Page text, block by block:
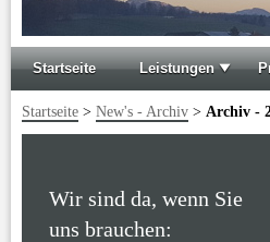
Startseite Leistungen
Startseite > New's - Archiv > Archiv -
Wir sind da, wenn Sie
uns brauchen: